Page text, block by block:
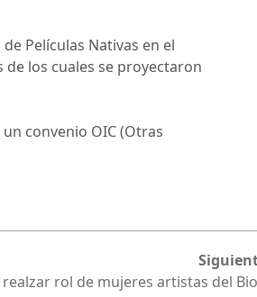
Películas Nativas en el
los cuales se proyectaron
convenio OIC (Otras
realzar rol de mujeres artistas del